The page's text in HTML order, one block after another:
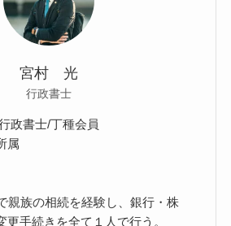
宮村 光
行政書士
政書士/丁種会員
属
親族の相続を経験し、銀行・株
手続きを全て１人で行う。